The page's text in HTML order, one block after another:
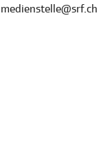
medienstelle@srf.ch